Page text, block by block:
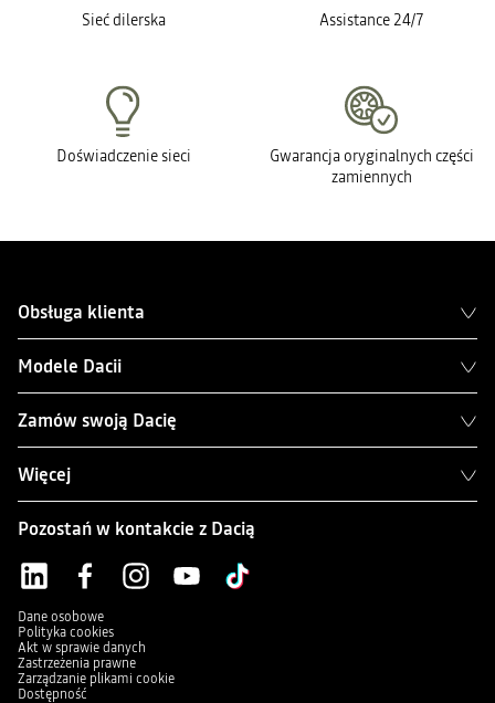
Sieć dilerska Assistance 24/7
Doświadczenie sieci
Gwarancja oryginalnych części
zamiennych
Obsługa klienta
Modele Dacii
Zamów swoją Dacię
Więcej
Pozostań w kontakcie z Dacią
Dane osobowe
Polityka cookies
Akt w sprawie danych
Zastrzeżenia prawne
Zarządzanie plikami cookie
Dostępność